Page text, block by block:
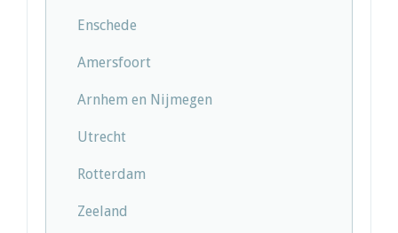
Enschede
Amersfoort
Arnhem en Nijmegen
Utrecht
Rotterdam
Zeeland